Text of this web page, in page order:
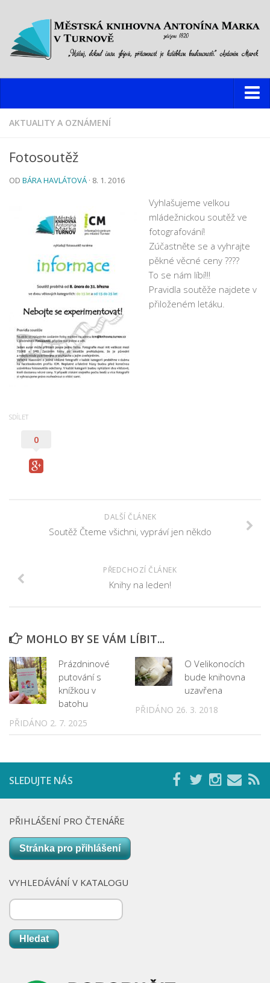
Knihovna
Oddělení pro dospělé
Oddělení pro děti a mládež
Multimediální studovna
Informační centrum pro mládež
Pobočky
Pobočka Malý Rohozec
Pobočka Turnov II
Pobočka Mašov
Půjčovní doba
Služby
Spolupráce
Podporují nás
Doporučujeme
Akce
Online katalog
Informační centrum pro mládež
Nová budova
AKTUALITY A OZNÁMENÍ
Fotosoutěž
OD BÁRA HAVLÁTOVÁ · 8. 1. 2016
Vyhlašujeme velkou
mládežnickou soutěž ve
fotografování!
Zúčastněte se a vyhrajte
pěkné věcné ceny ????
To se nám líbí!!!
Pravidla soutěže najdete v
přiloženém letáku.
SDÍLET
0
DALŠÍ ČLÁNEK
Soutěž Čteme všichni, vypráví jen někdo
PŘEDCHOZÍ ČLÁNEK
Knihy na leden!
MOHLO BY SE VÁM LÍBIT...
Prázdninové
putování s
knížkou v
batohu
PŘIDÁNO 2. 7. 2025
O Velikonocích
bude knihovna
uzavřena
PŘIDÁNO 26. 3. 2018
SLEDUJTE NÁS
PŘIHLÁŠENÍ PRO ČTENÁŘE
Stránka pro přihlášení
VYHLEDÁVÁNÍ V KATALOGU
Hledat